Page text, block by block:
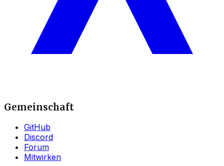
Gemeinschaft
GitHub
Discord
Forum
Mitwirken